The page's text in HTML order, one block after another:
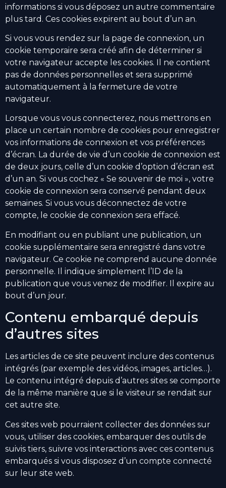
informations si vous déposez un autre commentaire
plus tard. Ces cookies expirent au bout d’un an.
Si vous vous rendez sur la page de connexion, un
cookie temporaire sera créé afin de déterminer si
votre navigateur accepte les cookies. Il ne contient
pas de données personnelles et sera supprimé
automatiquement à la fermeture de votre
navigateur.
Lorsque vous vous connecterez, nous mettrons en
place un certain nombre de cookies pour enregistrer
vos informations de connexion et vos préférences
d’écran. La durée de vie d’un cookie de connexion est
de deux jours, celle d’un cookie d’option d’écran est
d’un an. Si vous cochez « Se souvenir de moi », votre
cookie de connexion sera conservé pendant deux
semaines. Si vous vous déconnectez de votre
compte, le cookie de connexion sera effacé.
En modifiant ou en publiant une publication, un
cookie supplémentaire sera enregistré dans votre
navigateur. Ce cookie ne comprend aucune donnée
personnelle. Il indique simplement l’ID de la
publication que vous venez de modifier. Il expire au
bout d’un jour.
Contenu embarqué depuis
d’autres sites
Les articles de ce site peuvent inclure des contenus
intégrés (par exemple des vidéos, images, articles…).
Le contenu intégré depuis d’autres sites se comporte
de la même manière que si le visiteur se rendait sur
cet autre site.
Ces sites web pourraient collecter des données sur
vous, utiliser des cookies, embarquer des outils de
suivis tiers, suivre vos interactions avec ces contenus
embarqués si vous disposez d’un compte connecté
sur leur site web.